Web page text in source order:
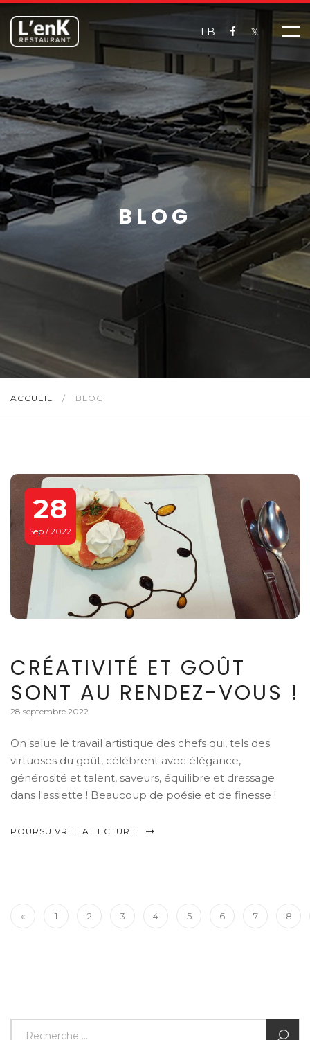
LB 𝕏
BLOG
ACCUEIL / BLOG
28
Sep / 2022
CRÉATIVITÉ ET GOÛT
SONT AU RENDEZ-VOUS !
28 septembre 2022
On salue le travail artistique des chefs qui, tels des
virtuoses du goût, célèbrent avec élégance,
générosité et talent, saveurs, équilibre et dressage
dans l'assiette ! Beaucoup de poésie et de finesse !
POURSUIVRE LA LECTURE
« 1 2 3 4 5 6 7 8